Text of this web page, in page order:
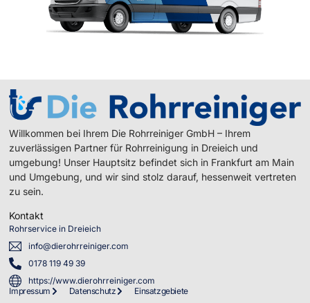
Willkommen bei Ihrem Die Rohrreiniger GmbH – Ihrem
zuverlässigen Partner für Rohrreinigung in Dreieich und
umgebung! Unser Hauptsitz befindet sich in Frankfurt am Main
und Umgebung, und wir sind stolz darauf, hessenweit vertreten
zu sein.
Kontakt
Rohrservice in Dreieich
info@dierohrreiniger.com
0178 119 49 39
https://www.dierohrreiniger.com
Impressum
Datenschutz Einsatzgebiete